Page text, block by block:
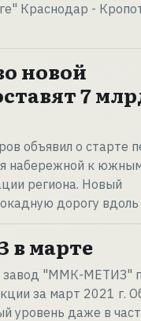
Краснодар -
новой
7
объявил о старте
набережной к
региона. Новый
дорогу
марте
завод "ММК-МЕТИЗ"
за март 2021 г.
уровень даже в